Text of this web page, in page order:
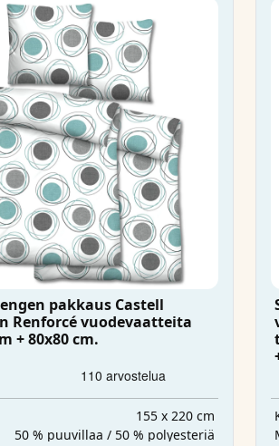
pakkaus Castell
Renforcé vuodevaatteita
+ 80x80 cm.
155 x 220 cm
50 % puuvillaa / 50 % polyesteriä